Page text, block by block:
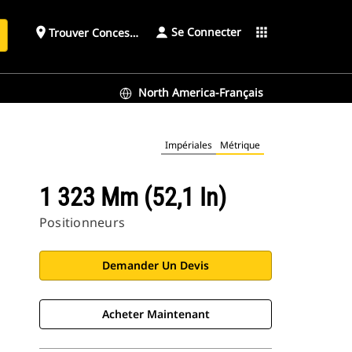
place Trouver ConcessionnaireSe Connecter apps
North America-Français
Impériales Métrique
1 323 Mm (52,1 In)
Positionneurs
Demander Un Devis
Acheter Maintenant